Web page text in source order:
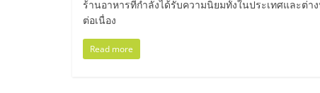
รน
ร้านอาหารที่กำลังได้รับความนิยมทั้งในประเทศและต่
ต่อเนื่อง
Read more